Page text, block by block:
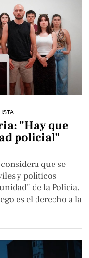
"Hay que
policial"
que se
y políticos
de la Policía.
es el derecho a la